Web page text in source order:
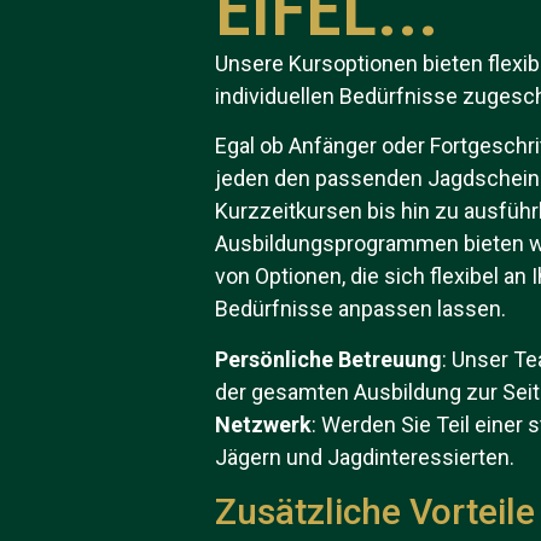
Unsere Kursoptionen bieten
individuellen Bedürfnisse
Egal ob Anfänger oder
jeden den passenden
Kurzzeitkursen bis hin zu
Ausbildungsprogrammen bieten
von Optionen, die sich flexibel an
Bedürfnisse anpassen lassen.
Persönliche Betreuung: Unser
der gesamten Ausbildung zur
Netzwerk: Werden Sie Teil einer
Jägern und Jagdinteressierten.
Zusätzliche Vorteile